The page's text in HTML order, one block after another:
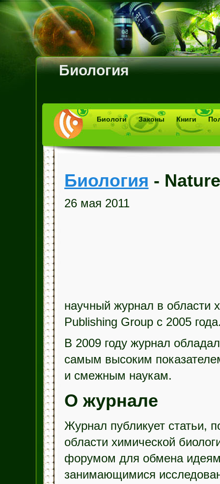
Биология
Биологи Законы Книги
Биология -
26 мая 2011
научный журнал в области
Publishing Group с 2005
В 2009 году журнал
самым высоким
и смежным наукам.
О журнале
Журнал публикует статьи,
области химической
форумом для обмена
занимающимися